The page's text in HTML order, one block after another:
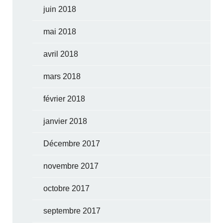
juin 2018
mai 2018
avril 2018
mars 2018
février 2018
janvier 2018
Décembre 2017
novembre 2017
octobre 2017
septembre 2017